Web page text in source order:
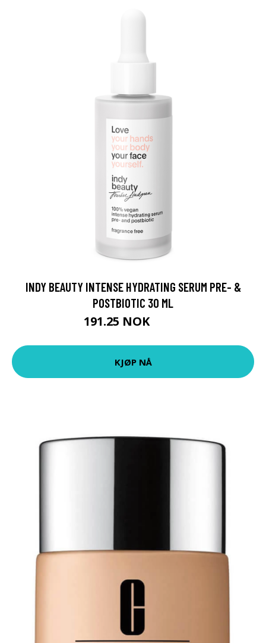
INDY BEAUTY INTENSE HYDRATING SERUM PRE- &
POSTBIOTIC 30 ML
191.25 NOK
KJØP NÅ